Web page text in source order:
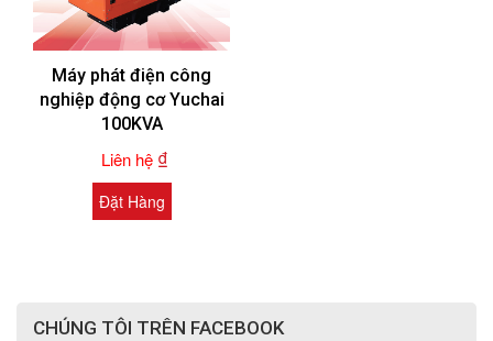
Máy phát điện công
nghiệp động cơ Yuchai
100KVA
Liên hệ ₫
Đặt Hàng
CHÚNG TÔI TRÊN FACEBOOK